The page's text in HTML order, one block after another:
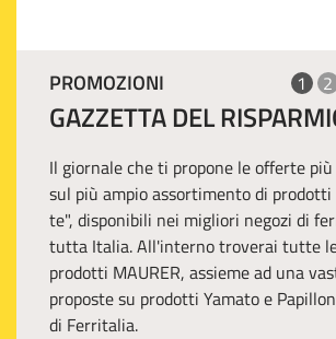
PROMOZIONI 1 2
GAZZETTA DEL
Il giornale che ti propone le offerte
sul più ampio assortimento di
te", disponibili nei migliori negozi di
tutta Italia. All'interno troverai tutte
prodotti MAURER, assieme ad una
proposte su prodotti Yamato e
di Ferritalia.